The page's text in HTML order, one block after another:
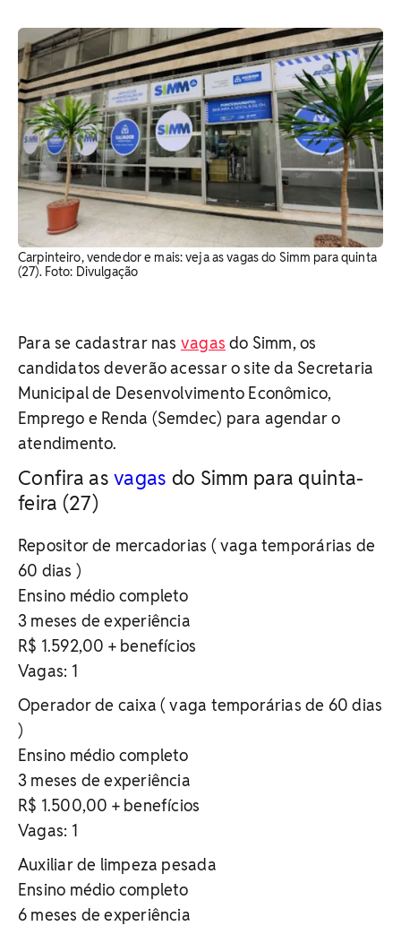
Carpinteiro, vendedor e mais: veja as vagas do Simm para quinta
(27). ​Foto: Divulgação
Para se cadastrar nas vagas do Simm, os
candidatos deverão acessar o site da Secretaria
Municipal de Desenvolvimento Econômico,
Emprego e Renda (Semdec) para agendar o
atendimento.
Confira asvagas do Simm para quinta-
feira (27)
Repositor de mercadorias ( vaga temporárias de
60 dias )
Ensino médio completo
3 meses de experiência
R$ 1.592,00 + benefícios
Vagas: 1
Operador de caixa ( vaga temporárias de 60 dias
)
Ensino médio completo
3 meses de experiência
R$ 1.500,00 + benefícios
Vagas: 1
Auxiliar de limpeza pesada
Ensino médio completo
6 meses de experiência